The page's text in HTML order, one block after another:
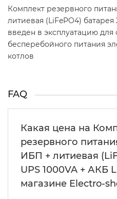
Комплект резервного
литиевая (LiFePO4)
введен в эксплуатацию для
бесперебойного питания
котлов
FAQ
Какая цена на
резервного
ИБП + литиевая
UPS 1000VA + АКБ
магазине Electro-